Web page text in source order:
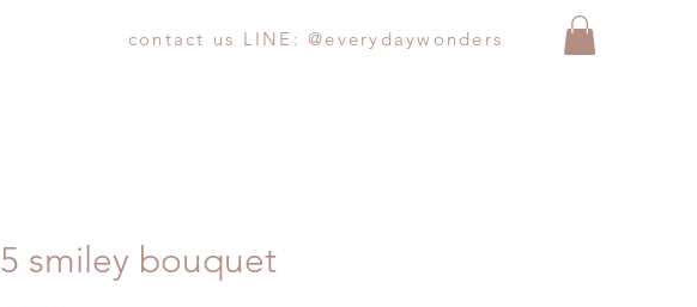
contact us LINE: @everydaywonders
5 smiley bouquet